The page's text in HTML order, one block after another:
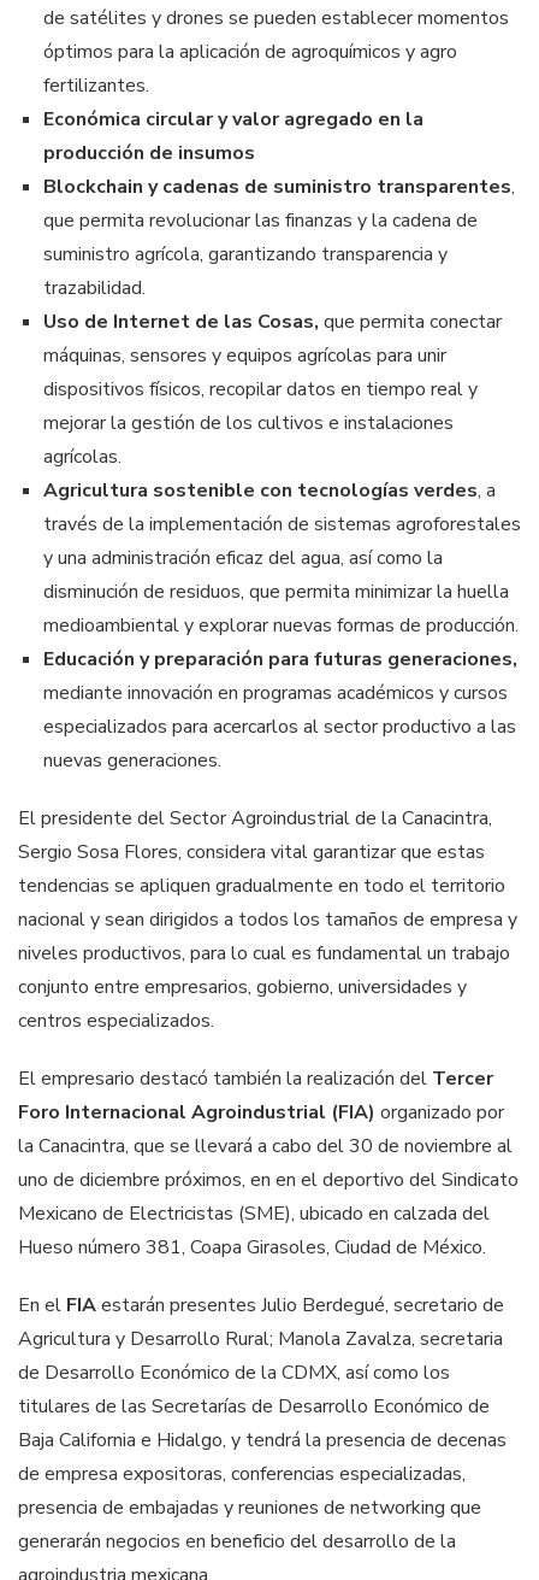
de satélites y drones se pueden establecer momentos
óptimos para la aplicación de agroquímicos y agro
fertilizantes.
Económica circular y valor agregado en la
producción de insumos
Blockchain y cadenas de suministro transparentes,
que permita revolucionar las finanzas y la cadena de
suministro agrícola, garantizando transparencia y
trazabilidad.
Uso de Internet de las Cosas, que permita conectar
máquinas, sensores y equipos agrícolas para unir
dispositivos físicos, recopilar datos en tiempo real y
mejorar la gestión de los cultivos e instalaciones
agrícolas.
Agricultura sostenible con tecnologías verdes, a
través de la implementación de sistemas agroforestales
y una administración eficaz del agua, así como la
disminución de residuos, que permita minimizar la huella
medioambiental y explorar nuevas formas de producción.
Educación y preparación para futuras generaciones,
mediante innovación en programas académicos y cursos
especializados para acercarlos al sector productivo a las
nuevas generaciones.
El presidente del Sector Agroindustrial de la Canacintra,
Sergio Sosa Flores, considera vital garantizar que estas
tendencias se apliquen gradualmente en todo el territorio
nacional y sean dirigidos a todos los tamaños de empresa y
niveles productivos, para lo cual es fundamental un trabajo
conjunto entre empresarios, gobierno, universidades y
centros especializados.
El empresario destacó también la realización del Tercer
Foro Internacional Agroindustrial (FIA) organizado por
la Canacintra, que se llevará a cabo del 30 de noviembre al
uno de diciembre próximos, en en el deportivo del Sindicato
Mexicano de Electricistas (SME), ubicado en calzada del
Hueso número 381, Coapa Girasoles, Ciudad de México.
En el FIAestarán presentes Julio Berdegué, secretario de
Agricultura y Desarrollo Rural; Manola Zavalza, secretaria
de Desarrollo Económico de la CDMX, así como los
titulares de las Secretarías de Desarrollo Económico de
Baja California e Hidalgo, y tendrá la presencia de decenas
de empresa expositoras, conferencias especializadas,
presencia de embajadas y reuniones de networking que
generarán negocios en beneficio del desarrollo de la